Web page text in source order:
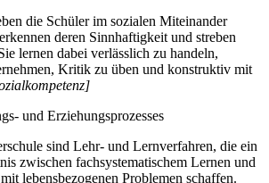
die Schüler im sozialen Miteinander
deren Sinnhaftigkeit und streben
lernen dabei verlässlich zu handeln,
Kritik zu üben und konstruktiv mit
und Erziehungsprozesses
sind Lehr- und Lernverfahren, die ein
zwischen fachsystematischem Lernen und
lebensbezogenen Problemen schaffen.